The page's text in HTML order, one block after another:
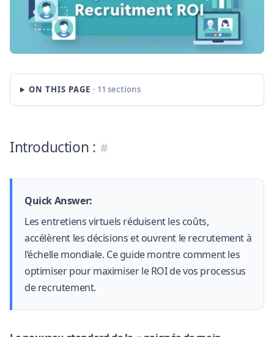
ON THIS PAGE · 11 sections
Introduction :
Quick Answer:
Les entretiens virtuels réduisent les coûts,
accélèrent les décisions et ouvrent le recrutement à
l’échelle mondiale. Ce guide montre comment les
optimiser pour maximiser le ROI de vos processus
de recrutement.